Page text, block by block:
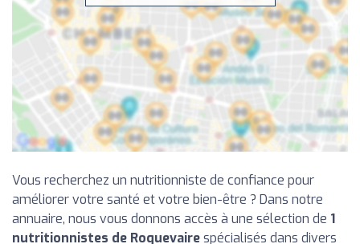
Vous recherchez un nutritionniste de confiance pour
améliorer votre santé et votre bien-être ? Dans notre
annuaire, nous vous donnons accès à une sélection de 1
nutritionnistes de Roquevairespécialisés dans divers